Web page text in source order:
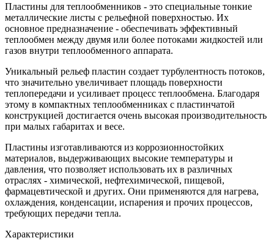
Пластины для теплообменников - это специальные тонкие
металлические листы с рельефной поверхностью. Их
основное предназначение - обеспечивать эффективный
теплообмен между двумя или более потоками жидкостей или
газов внутри теплообменного аппарата.
Уникальный рельеф пластин создает турбулентность потоков,
что значительно увеличивает площадь поверхности
теплопередачи и усиливает процесс теплообмена. Благодаря
этому в компактных теплообменниках с пластинчатой
конструкцией достигается очень высокая производительность
при малых габаритах и весе.
Пластины изготавливаются из коррозионностойких
материалов, выдерживающих высокие температуры и
давления, что позволяет использовать их в различных
отраслях - химической, нефтехимической, пищевой,
фармацевтической и других. Они применяются для нагрева,
охлаждения, конденсации, испарения и прочих процессов,
требующих передачи тепла.
Характеристики